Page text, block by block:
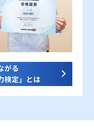
がる
検定」とは